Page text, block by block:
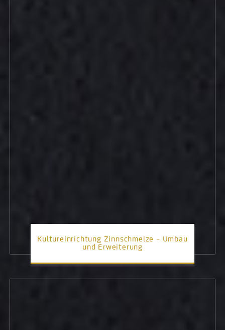
Kultureinrichtung Zinnschmelze – Umbau
und Erweiterung